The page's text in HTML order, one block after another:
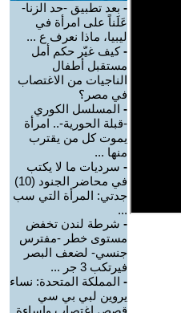
- بعد تطبيق -حد الزنا-
عَلَناً على امرأة في
ليبيا، ماذا نعرف ع ...
-كيف غيّر حكم أمل
مستقبل أطفال
الناجيات من الاغتصاب
في مصر؟
- المسلسل الكوري
-قبلة الحورية-.. امرأة
يموت كل من يقترب
منها ...
- سرديات ما لا يكتب
في محاضر الجنود (10)
جدتي: المرأة التي سب
...
- شرطة لندن تخفض
مستوى خطر -مفترس
جنسي- لضعف البصر
فيرتكب 3 جر ...
- المملكة المتحدة: نساء
يروين لبي بي سي
قصص اغتصاب وإساءة